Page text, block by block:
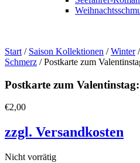
Start / Saison Kollektionen /Winter/
Schmerz / Postkarte zum
Postkarte zum
€2,00
zzgl. Versandkosten
Nicht vorrätig